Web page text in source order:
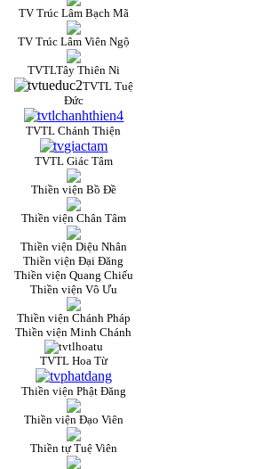
TV Trúc Lâm Bạch Mã
TV Trúc Lâm Viên Ngộ
TVTLTây Thiên Ni
TVTL Tuệ
Đức
TVTL Chánh Thiện
TVTL Giác Tâm
Thiền viện Bồ Đề
Thiền viện Chân Tâm
Thiền viện Diệu Nhân
Thiền viện Đại Đăng
Thiền viện Quang Chiếu
Thiền viện Vô Ưu
Thiền viện Chánh Pháp
Thiền viện Minh Chánh
TVTL Hoa Từ
Thiền viện Phật Đăng
Thiền viện Đạo Viên
Thiền tự Tuệ Viên